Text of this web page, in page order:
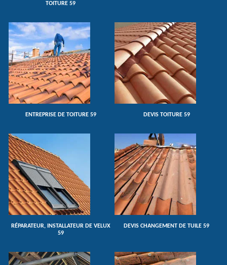
TOITURE 59
ENTREPRISE DE TOITURE 59 DEVIS TOITURE 59
RÉPARATEUR, INSTALLATEUR DE VELUX
59
DEVIS CHANGEMENT DE TUILE 59